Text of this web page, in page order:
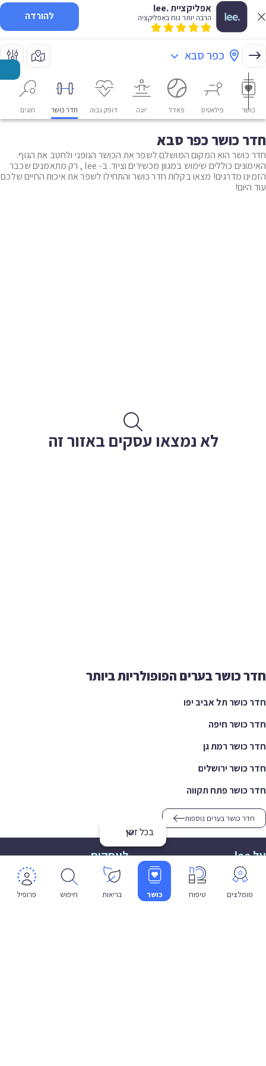
אפליקציית .lee
הרבה יותר נוח באפליקציה להורדה
כפר סבא
כושר פילאטיס פאדל יוגה דופק גבוה חדר כושר חוגים
חדר כושר כפר סבא
חדר כושר הוא המקום המושלם לשפר את הכושר הגופני ולחטב את הגוף.
האימונים כוללים שימוש במגוון מכשירים וציוד. ב- lee , רק מתאמנים שכבר
הזמינו מדרגים! מצאו בקלות חדר כושר והתחילו לשפר את איכות החיים שלכם
עוד היום!
לא נמצאו עסקים באזור זה
בכל זמן
חדר כושר בערים הפופולריות ביותר
חדר כושר תל אביב יפו
חדר כושר חיפה
חדר כושר רמת גן
חדר כושר ירושלים
חדר כושר פתח תקווה
חדר כושר בערים נוספות
על lee
אודות
תמיכה
לעסקים
הצטרפות
תמיכה לעסקים
מומלצים טיפוח כושר בריאות חיפוש פרופיל